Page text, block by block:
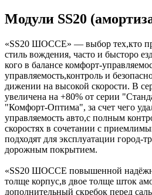
Модули SS20
«SS20 ШОССЕ» — выбор тех,кто
стиль вождения, часто и бысторо
кого в балансе комфорт-
управляемость,контроль и
дижении на высокой скорости. В
увеличена на +80% от серии
"Комфорт-Оптима", за счет чего
управляемость авто,с полным
скоростях в сочетании с
подходят для эксплуатации город-
дорожным покрытием.
«SS20 ШОССЕ повышенной
толще корпус,в двое толще шток
дополнительный скребок перед